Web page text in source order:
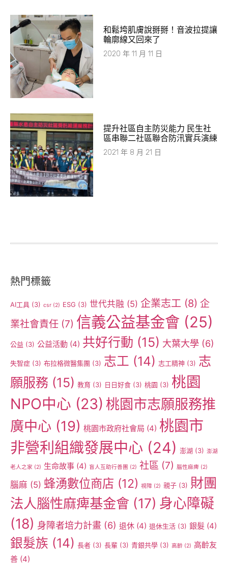
和鬆垮肌膚說掰掰！音波拉提讓
輪廓線又回來了
2020 年 11 月 11 日
提升社區自主防災能力 民生社
區串聯二社區聯合防汛實兵演練
2021 年 8 月 21 日
熱門標籤
AI工具 (3) csr (2) ESG (3) 世代共融 (5) 企業志工 (8) 企
業社會責任 (7) 信義公益基金會 (25)
公益 (3) 公益活動 (4) 共好行動 (15) 大葉大學 (6)
失智症 (3) 布拉格微醫集團 (3) 志工 (14) 志工精神 (3) 志
願服務 (15) 教育 (3) 日日好食 (3) 桃園 (3) 桃園
NPO中心 (23) 桃園市志願服務推
廣中心 (19) 桃園市政府社會局 (4) 桃園市
非營利組織發展中心 (24) 澎湖 (3) 澎湖
老人之家 (2) 生命故事 (4) 盲人互助行善團 (2) 社區 (7) 腦性麻痺 (2)
腦麻 (5) 蜂湧數位商店 (12) 視障 (2) 親子 (3) 財團
法人腦性麻痺基金會 (17) 身心障礙
(18) 身障者培力計畫 (6) 退休 (4) 退休生活 (3) 銀髮 (4)
銀髮族 (14) 長者 (3) 長輩 (3) 青銀共學 (3) 高齡 (2) 高齡友
善 (4)